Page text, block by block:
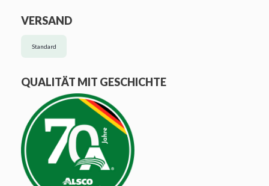
VERSAND
Standard
QUALITÄT MIT GESCHICHTE